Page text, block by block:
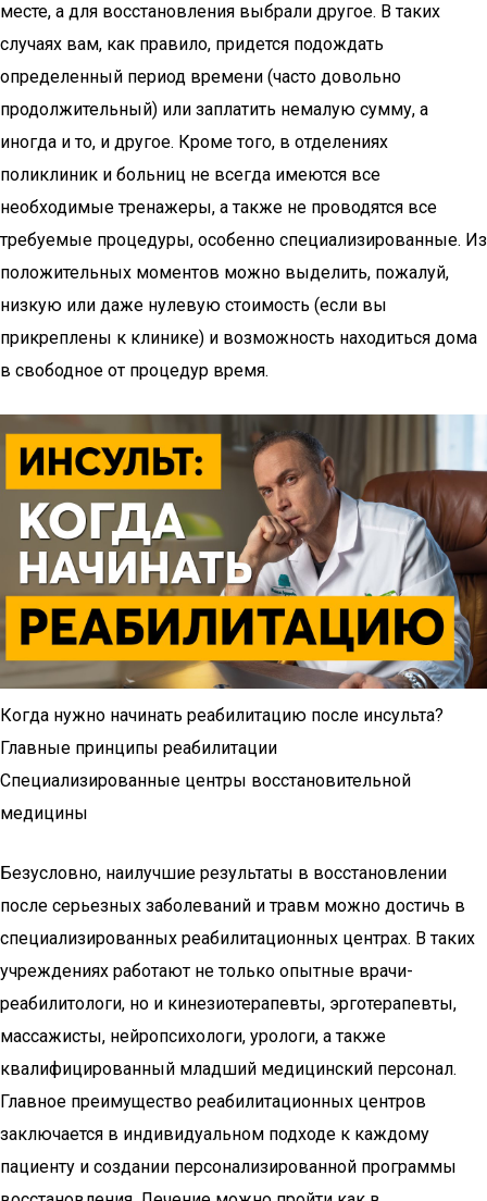
месте, а для восстановления выбрали другое. В таких
случаях вам, как правило, придется подождать
определенный период времени (часто довольно
продолжительный) или заплатить немалую сумму, а
иногда и то, и другое. Кроме того, в отделениях
поликлиник и больниц не всегда имеются все
необходимые тренажеры, а также не проводятся все
требуемые процедуры, особенно специализированные. Из
положительных моментов можно выделить, пожалуй,
низкую или даже нулевую стоимость (если вы
прикреплены к клинике) и возможность находиться дома
в свободное от процедур время.
Когда нужно начинать реабилитацию после инсульта?
Главные принципы реабилитации
Специализированные центры восстановительной
медицины
Безусловно, наилучшие результаты в восстановлении
после серьезных заболеваний и травм можно достичь в
специализированных реабилитационных центрах. В таких
учреждениях работают не только опытные врачи-
реабилитологи, но и кинезиотерапевты, эрготерапевты,
массажисты, нейропсихологи, урологи, а также
квалифицированный младший медицинский персонал.
Главное преимущество реабилитационных центров
заключается в индивидуальном подходе к каждому
пациенту и создании персонализированной программы